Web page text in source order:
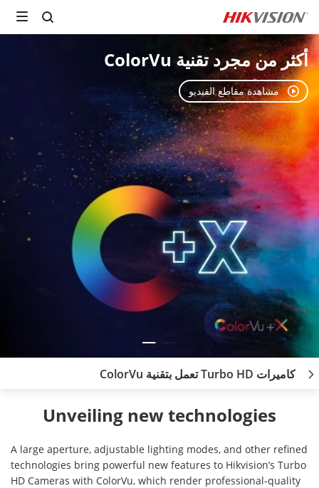
أكثر من مجرد تقنية ColorVu
مشاهدة مقاطع الفيديو
كاميرات Turbo HD تعمل بتقنية ColorVu
Unveiling new technologies
A large aperture, adjustable lighting modes, and other refined
technologies bring powerful new features to Hikvision’s Turbo
HD Cameras with ColorVu, which render professional-quality